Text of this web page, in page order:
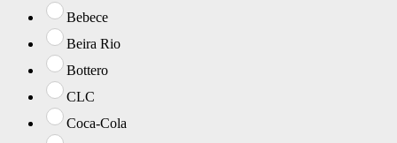
Bebece
Beira Rio
Bottero
CLC
Coca-Cola